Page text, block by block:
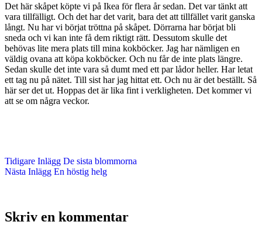
Det här skåpet köpte vi på Ikea för flera år sedan. Det var tänkt att
vara tillfälligt. Och det har det varit, bara det att tillfället varit ganska
långt. Nu har vi börjat tröttna på skåpet. Dörrarna har börjat bli
sneda och vi kan inte få dem riktigt rätt. Dessutom skulle det
behövas lite mera plats till mina kokböcker. Jag har nämligen en
väldig ovana att köpa kokböcker. Och nu får de inte plats längre.
Sedan skulle det inte vara så dumt med ett par lådor heller. Har letat
ett tag nu på nätet. Till sist har jag hittat ett. Och nu är det beställt. Så
här ser det ut. Hoppas det är lika fint i verkligheten. Det kommer vi
att se om några veckor.
Tidigare Inlägg De sista blommorna
Nästa Inlägg En höstig helg
Skriv en kommentar